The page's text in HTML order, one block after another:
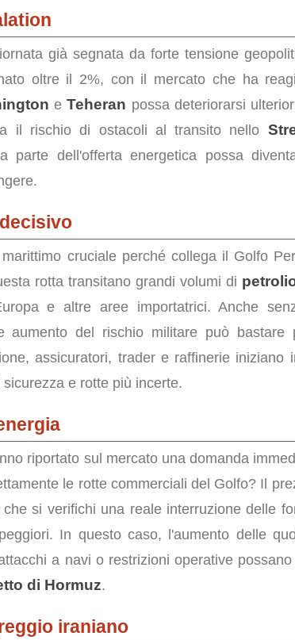
già segnata da forte tensione
oltre il 2%, con il mercato che ha
eTeheran possa deteriorarsi
il rischio di ostacoli al transito nello
parte dell'offerta energetica possa
cruciale perché collega il Golfo
rotta transitano grandi volumi di
e altre aree importatrici. Anche
aumento del rischio militare può bastare
assicuratori, trader e raffinerie iniziano
e rotte più incerte.
riportato sul mercato una domanda
le rotte commerciali del Golfo? Il
si verifichi una reale interruzione delle
In questo caso, l'aumento delle
a navi o restrizioni operative
di Hormuz.
iraniano